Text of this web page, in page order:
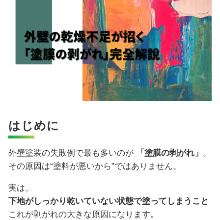
はじめに
外壁塗装の失敗例で最も多いのが 「塗膜の剥がれ」 。
その原因は“塗料が悪いから”ではありません。
実は、
下地がしっかり乾いていない状態で塗ってしまうこと
これが剥がれの大きな原因になります。